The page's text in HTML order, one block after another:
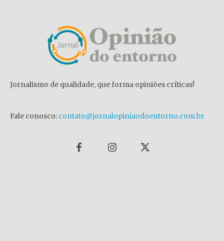
Jornalismo de qualidade, que forma opiniões críticas!
Fale conosco: contato@jornalopiniaodoentorno.com.br